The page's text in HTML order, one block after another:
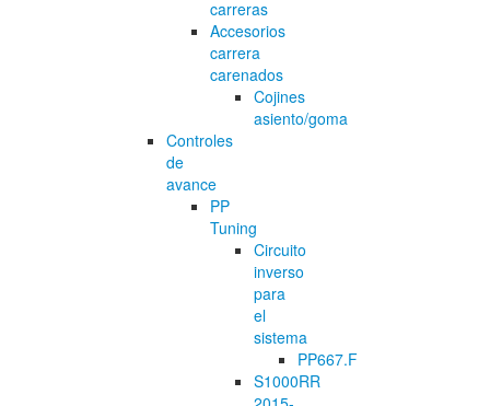
carreras
Accesorios
carrera
carenados
Cojines
asiento/goma
Controles
de
avance
PP
Tuning
Circuito
inverso
para
el
sistema
PP667.F
S1000RR